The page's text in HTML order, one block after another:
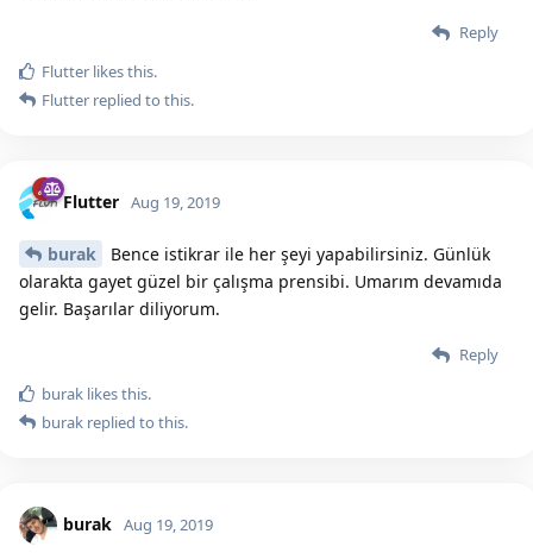
Reply
Flutter likes this.
Flutter replied to this.
Flutter Aug 19, 2019
burak
Bence istikrar ile her şeyi yapabilirsiniz. Günlük
olarakta gayet güzel bir çalışma prensibi. Umarım devamıda
gelir. Başarılar diliyorum.
Reply
burak likes this.
burak replied to this.
burak Aug 19, 2019